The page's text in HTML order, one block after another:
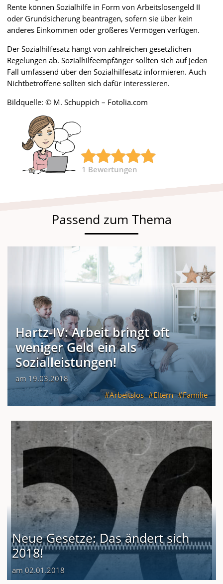
Rente können Sozialhilfe in Form von Arbeitslosengeld II
oder Grundsicherung beantragen, sofern sie über kein
anderes Einkommen oder größeres Vermögen verfügen.
Der Sozialhilfesatz hängt von zahlreichen gesetzlichen
Regelungen ab. Sozialhilfeempfänger sollten sich auf jeden
Fall umfassend über den Sozialhilfesatz informieren. Auch
Nichtbetroffene sollten sich dafür interessieren.
Bildquelle: © M. Schuppich – Fotolia.com
1 Bewertungen
Passend zum Thema
Hartz-IV: Arbeit bringt oft
weniger Geld ein als
Sozialleistungen!
am 19.03.2018
Arbeitslos
Eltern Familie
Neue Gesetze: Das ändert sich
2018!
am 02.01.2018